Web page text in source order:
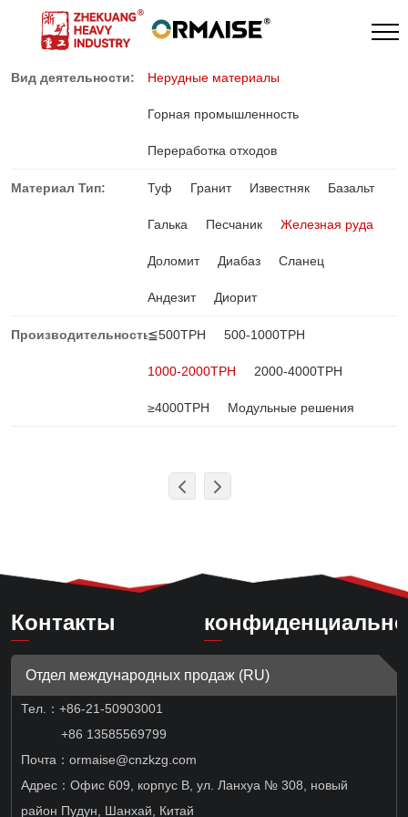
Вид деятельности: Нерудные материалы
Горная промышленность
Переработка отходов
Материал Тип: Туф Гранит Известняк Базальт
Галька Песчаник Железная руда
Доломит Диабаз Сланец
Андезит Диорит
Производительность:≦500TPH 500-1000TPH
1000-2000TPH 2000-4000TPH
≥4000TPH Модульные решения
Контакты
Отдел международных продаж (RU)
Тел.： +86-21-50903001
+86 13585569799
Почта：ormaise@cnzkzg.com
Адрес：Офис 609, корпус B, ул. Ланхуа № 308, новый
район Пудун, Шанхай, Китай